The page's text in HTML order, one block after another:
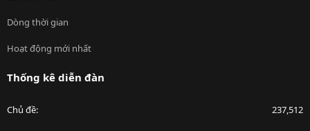
Dòng thời gian
Hoạt động mới nhất
Thống kê diễn đàn
Chủ đề 237,512